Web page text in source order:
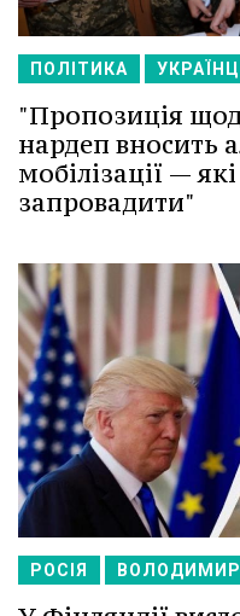
ПОЛІТИКА УКРАЇНЦІ
"Пропозиція
нардеп вносить
мобілізації —
запровадити"
РОСІЯ ВОЛОДИМИР